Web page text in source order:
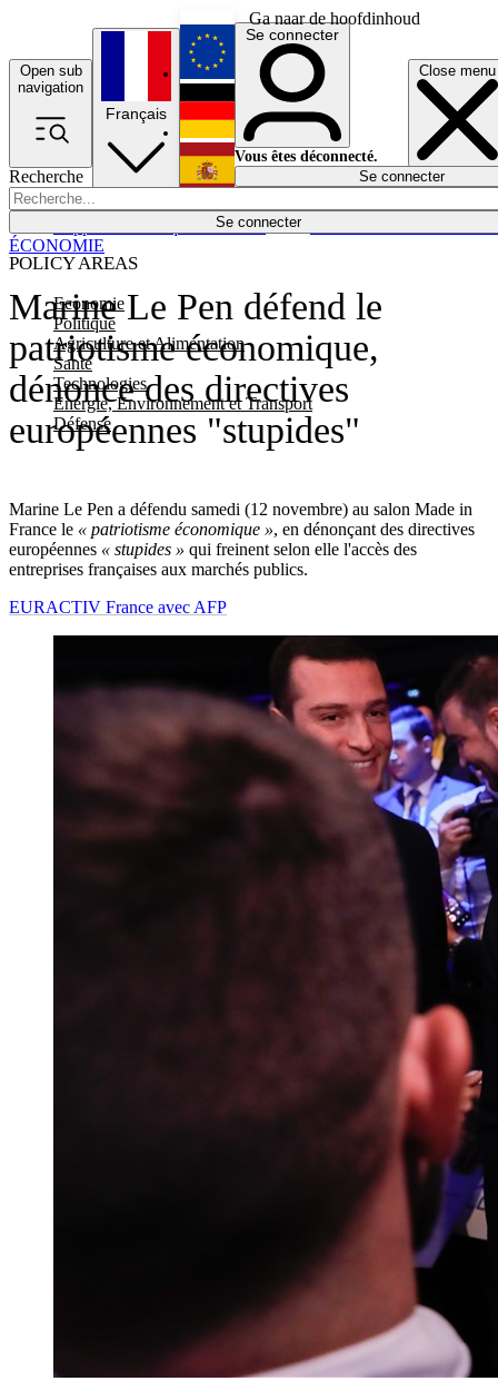
Ga naar de hoofdinhoud
Open sub
navigation
Close menu
Recherche
Se connecter
POLICY AREAS
Economie
Politique
Agriculture et Alimentation
Santé
Technologies
Energie, Environnement et Transport
Défense
Économie
Français
English
Deutsch
Español
Se connecter
Vous êtes déconnecté.
Se connecter
Marine Le Pen défend le
patriotisme économique,
dénonce des directives
européennes "stupides"
Marine Le Pen a défendu samedi (12 novembre) au salon Made in
France le « patriotisme économique », en dénonçant des directives
européennes « stupides » qui freinent selon elle l'accès des
entreprises françaises aux marchés publics.
ÉCONOMIE
EURACTIV France avec AFP